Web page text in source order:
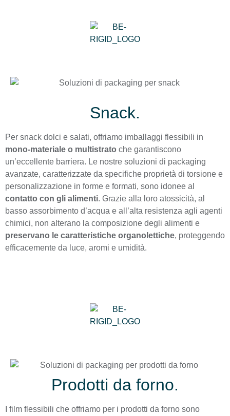
Snack.
Per snack dolci e salati, offriamo imballaggi flessibili in
mono-materiale o multistrato che garantiscono
un’eccellente barriera. Le nostre soluzioni di packaging
avanzate, caratterizzate da specifiche proprietà di torsione e
personalizzazione in forme e formati, sono idonee al
contatto con gli alimenti. Grazie alla loro atossicità, al
basso assorbimento d’acqua e all’alta resistenza agli agenti
chimici, non alterano la composizione degli alimenti e
preservano le caratteristiche organolettiche, proteggendo
efficacemente da luce, aromi e umidità.
Prodotti da forno.
I film flessibili che offriamo per i prodotti da forno sono